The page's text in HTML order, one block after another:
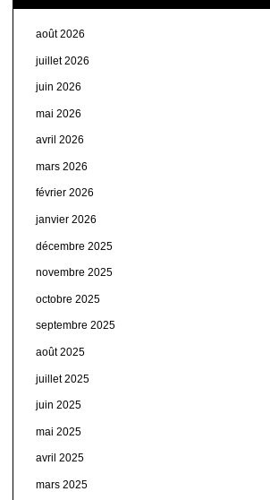
août 2026
juillet 2026
juin 2026
mai 2026
avril 2026
mars 2026
février 2026
janvier 2026
décembre 2025
novembre 2025
octobre 2025
septembre 2025
août 2025
juillet 2025
juin 2025
mai 2025
avril 2025
mars 2025